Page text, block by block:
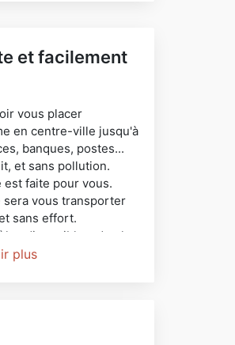
et facilement
vous placer
en centre-ville jusqu'à
banques, postes...
et sans pollution.
faite pour vous.
sera vous transporter
sans effort.
disponibles, du plus
plus